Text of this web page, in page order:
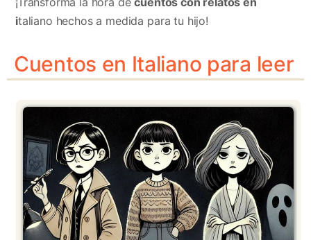
italiano hechos a medida para tu hijo!
Cuentos en Italiano para leer